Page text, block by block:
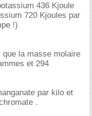
436 Kjoule
720 Kjoules par
!)
que la masse molaire
et 294
par kilo et
.